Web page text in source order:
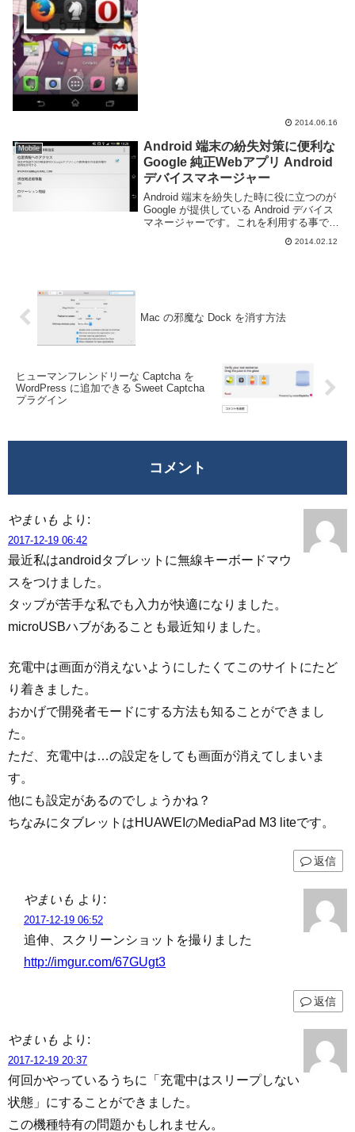
2014.06.16
Mobile
Android 端末の紛失対策に便利な
Google 純正Webアプリ Android
デバイスマネージャー
Android 端末を紛失した時に役に立つのが
Google が提供している Android デバイス
マネージャーです。これを利用する事で端
末を探したり、リモートから端末をロック
をしたりデータを初期化する事が可能で
2014.02.12
Mac の邪魔な Dock を消す方法
ヒューマンフレンドリーな Captcha を
WordPress に追加できる Sweet Captcha
プラグイン
コメント
やまいも より:
2017-12-19 06:42
最近私はandroidタブレットに無線キーボードマウ
スをつけました。
タップが苦手な私でも入力が快適になりました。
microUSBハブがあることも最近知りました。
充電中は画面が消えないようにしたくてこのサイトにたど
り着きました。
おかげで開発者モードにする方法も知ることができまし
た。
ただ、充電中は…の設定をしても画面が消えてしまいま
す。
他にも設定があるのでしょうかね？
ちなみにタブレットはHUAWEIのMediaPad M3 liteです。
返信
やまいも より:
2017-12-19 06:52
追伸、スクリーンショットを撮りました
http://imgur.com/67GUgt3
返信
やまいも より:
2017-12-19 20:37
何回かやっているうちに「充電中はスリープしない
状態」にすることができました。
この機種特有の問題かもしれません。